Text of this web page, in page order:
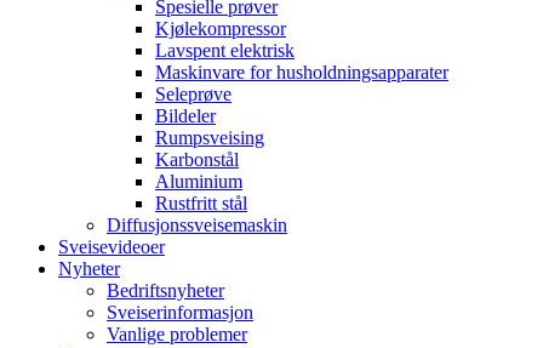
Spesielle prøver
Kjølekompressor
Lavspent elektrisk
Maskinvare for husholdningsapparater
Seleprøve
Bildeler
Rumpsveising
Karbonstål
Aluminium
Rustfritt stål
Diffusjonssveisemaskin
Sveisevideoer
Nyheter
Bedriftsnyheter
Sveiserinformasjon
Vanlige problemer